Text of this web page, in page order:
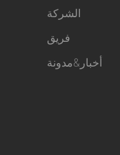
فريق
أخبار&مدونة